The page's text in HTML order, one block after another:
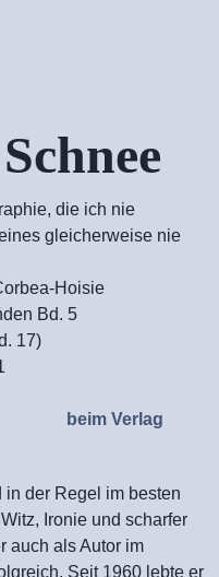
die ich nie
gleicherweise nie
Hoisie
Bd. 5
17)
beim Verlag
der Regel im besten
Ironie und scharfer
auch als Autor im
Seit 1960 lebte er